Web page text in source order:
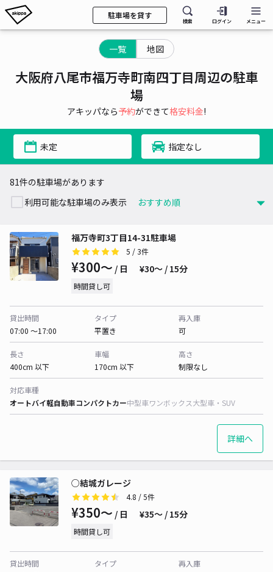
駐車場を貸す
検索 ログイン メニュー
一覧 地図
大阪府八尾市福万寺町南四丁目周辺の駐車
場
アキッパなら予約ができて格安料金!
未定 指定なし
81件の駐車場があります
利用可能な駐車場のみ表示
福万寺町3丁目14-31駐車場
5 / 3件
¥300〜 / 日 ¥30〜 / 15分
時間貸し可
貸出時間
07:00 〜17:00
タイプ
平置き
再入庫
可
長さ
400cm 以下
車幅
170cm 以下
高さ
制限なし
対応車種
オートバイ軽自動車コンパクトカー中型車ワンボックス大型車・SUV
詳細へ
○結城ガレージ
4.8 / 5件
¥350〜 / 日 ¥35〜 / 15分
時間貸し可
貸出時間
タイプ
再入庫